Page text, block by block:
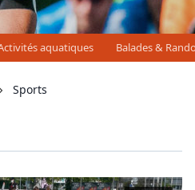
aquatiques Balades &
Sports